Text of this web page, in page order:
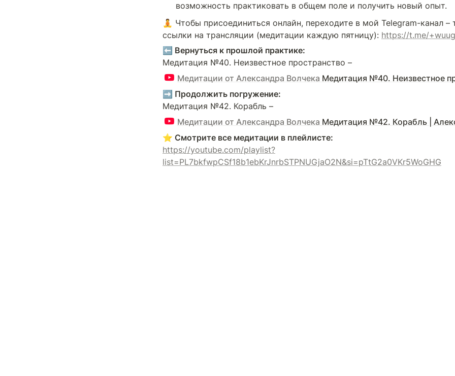
возможность практиковать в общем поле и получить новый опыт.
🧘 Чтобы присоединиться онлайн, переходите в мой Telegram-канал –
ссылки на трансляции (медитации каждую пятницу): https://t.me/
⬅️ Вернуться к прошлой практике:
Медитация №40. Неизвестное пространство –
Медитации от Александра Волчека Медитация №40. Неизвестное пространство
➡️ Продолжить погружение:
Медитация №42. Корабль –
Медитации от Александра Волчека Медитация №42. Корабль |
⭐️ Смотрите все медитации в плейлисте:
https://youtube.com/playlist?
list=PL7bkfwpCSf18b1ebKrJnrbSTPNUGjaO2N&si=pTtG2a0VKr5WoGHG